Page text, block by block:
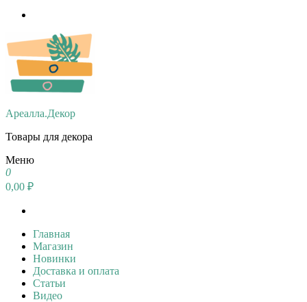
Ареалла.Декор
Товары для декора
Меню
0
0,00 ₽
Главная
Магазин
Новинки
Доставка и оплата
Статьи
Видео